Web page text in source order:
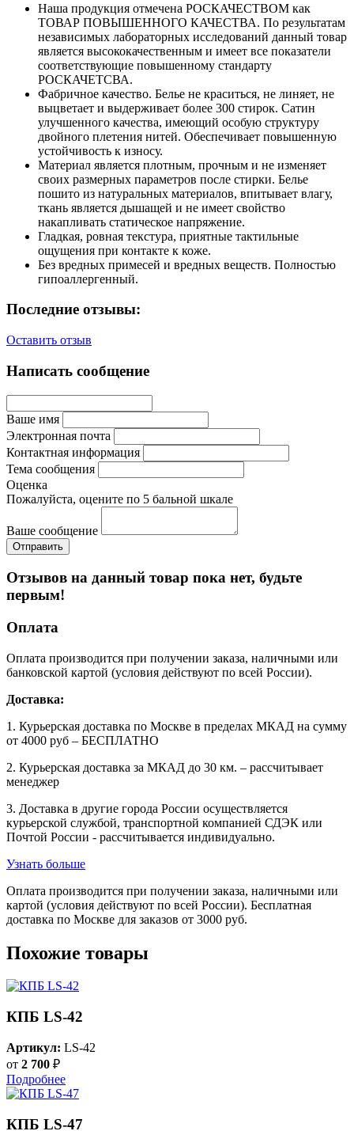
Наша продукция отмечена РОСКАЧЕСТВОМ как
ТОВАР ПОВЫШЕННОГО КАЧЕСТВА. По результатам
независимых лабораторных исследований данный товар
является высококачественным и имеет все показатели
соответствующие повышенному стандарту
РОСКАЧЕТСВА.
Фабричное качество. Белье не краситься, не линяет, не
выцветает и выдерживает более 300 стирок. Сатин
улучшенного качества, имеющий особую структуру
двойного плетения нитей. Обеспечивает повышенную
устойчивость к износу.
Материал является плотным, прочным и не изменяет
своих размерных параметров после стирки. Белье
пошито из натуральных материалов, впитывает влагу,
ткань является дышащей и не имеет свойство
накапливать статическое напряжение.
Гладкая, ровная текстура, приятные тактильные
ощущения при контакте к коже.
Без вредных примесей и вредных веществ. Полностью
гипоаллергенный.
Последние отзывы:
Оставить отзыв
Написать сообщение
Ваше имя
Электронная почта
Контактная информация
Тема сообщения
Оценка
Пожалуйста, оцените по 5 бальной шкале
Ваше сообщение
Отзывов на данный товар пока нет, будьте
первым!
Оплата
Оплата производится при получении заказа, наличными или
банковской картой (условия действуют по всей России).
Доставка:
1. Курьерская доставка по Москве в пределах МКАД на сумму
от 4000 руб – БЕСПЛАТНО
2. Курьерская доставка за МКАД до 30 км. – рассчитывает
менеджер
3. Доставка в другие города России осуществляется
курьерской службой, транспортной компанией СДЭК или
Почтой России - рассчитывается индивидуально.
Узнать больше
Оплата производится при получении заказа, наличными или
картой (условия действуют по всей России). Бесплатная
доставка по Москве для заказов от 3000 руб.
Похожие товары
КПБ LS-42
Артикул: LS-42
от 2 700 ₽
Подробнее
КПБ LS-47